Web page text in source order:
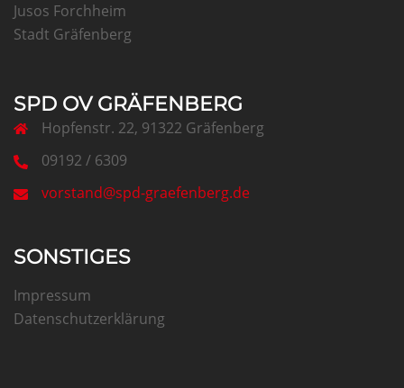
Jusos Forchheim
Stadt Gräfenberg
SPD OV GRÄFENBERG
Hopfenstr. 22, 91322 Gräfenberg
09192 / 6309
vorstand@spd-graefenberg.de
SONSTIGES
Impressum
Datenschutzerklärung